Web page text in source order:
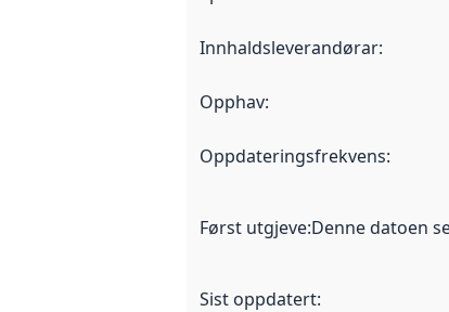
Innhaldsleverandørar:
Opphav:
Oppdateringsfrekvens:
Først utgjeve:Denne datoen
Sist oppdatert: